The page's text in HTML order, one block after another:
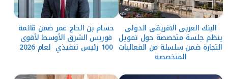
البنك العربى الافريقى الدولى
ينظم جلسة متخصصة حول تمويل
التجارة ضمن سلسلة من الفعاليات
المتخصصة
حسام بن الحاج عمر ضمن قائمة
فوربس الشرق الأوسط لأقوى
100 رئيس تنفيذي لعام 2026